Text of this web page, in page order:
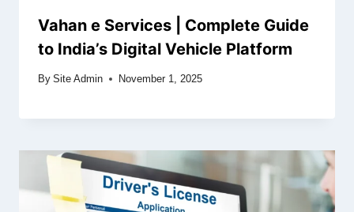
Vahan e Services | Complete Guide
to India’s Digital Vehicle Platform
By Site Admin November 1, 2025